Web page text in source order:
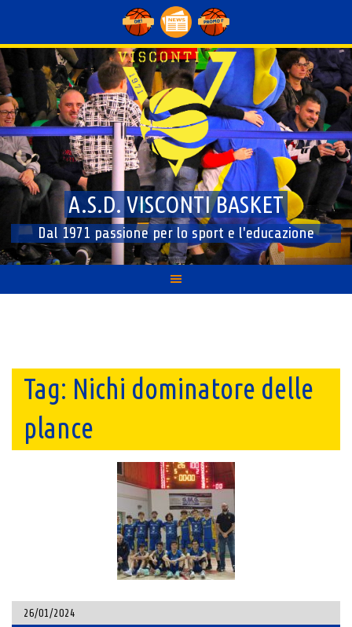
content
A.S.D. VISCONTI BASKET
Dal 1971 passione per lo sport e l'educazione
Tag: Nichi dominatore delle
plance
26/01/2024